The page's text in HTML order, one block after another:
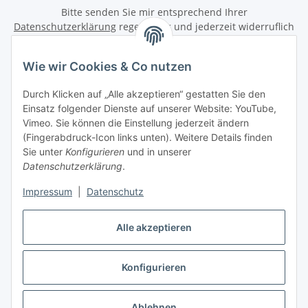
Alle akzeptieren
Konfigurieren
Wie wir Cookies & Co nutzen
Durch Klicken auf „Alle akzeptieren“ gestatten Sie den
Einsatz folgender Dienste auf unserer Website: YouTube,
Vimeo. Sie können die Einstellung jederzeit ändern
(Fingerabdruck-Icon links unten). Weitere Details finden
Sie unter Konfigurieren und in unserer
Datenschutzerklärung.
Impressum Datenschutz
Bitte senden Sie mir entsprechend Ihrer
Datenschutzerklärung regelmäßig und jederzeit widerruflich
Informationen zu Ihrem Produktsortiment per E-Mail zu.
Newsletter Abonnieren
Informationen
Gesetzliche Informationen